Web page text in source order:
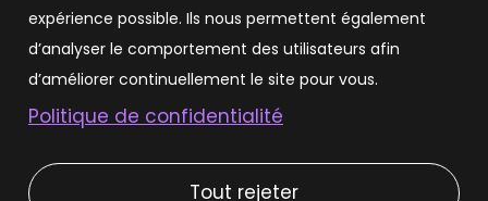
Louer une Tesla
Louer une Tesla Model 3
Louer une Tesla Model Y
expérience possible. Ils nous permettent également
d’analyser le comportement des utilisateurs afin
d’améliorer continuellement le site pour vous.
Politique de confidentialité
Tout rejeter